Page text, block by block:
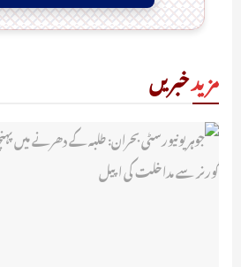
مزیدخبریں